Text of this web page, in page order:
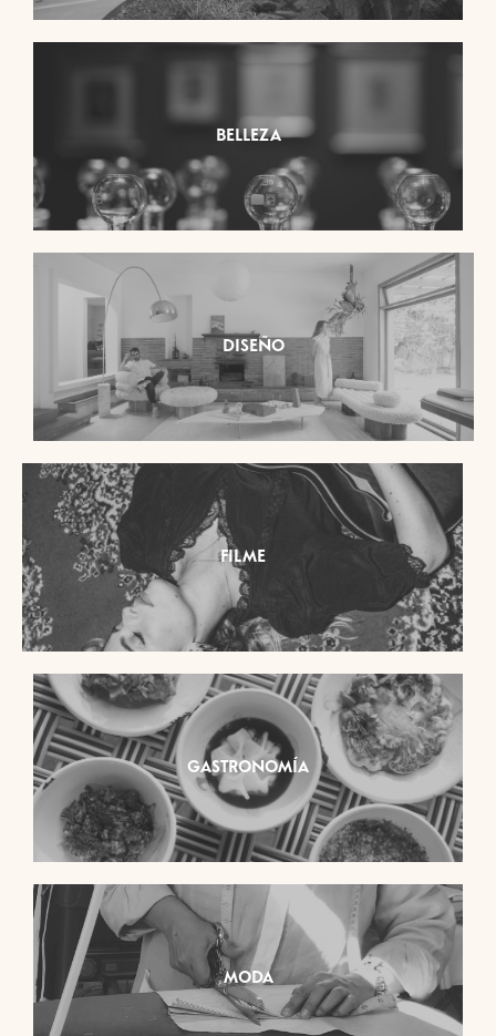
BELLEZA
DISEÑO
FILME
GASTRONOMÍA
MODA